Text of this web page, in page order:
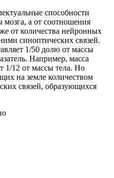
способности
мозга, а от соотношения
от количества нейронных
синоптических связей.
1/50 долю от массы
Например, масса
1/12 от массы тела. Но
на земле количеством
связей, образующихся